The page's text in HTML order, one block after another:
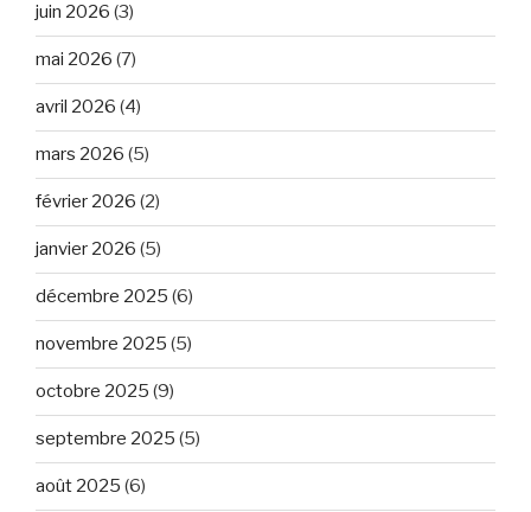
juin 2026 (3)
mai 2026 (7)
avril 2026 (4)
mars 2026 (5)
février 2026 (2)
janvier 2026 (5)
décembre 2025 (6)
novembre 2025 (5)
octobre 2025 (9)
septembre 2025 (5)
août 2025 (6)